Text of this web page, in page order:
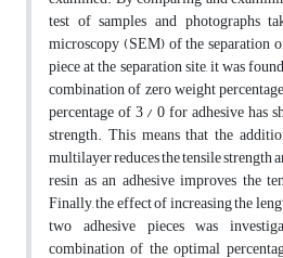
test of samples and photographs
microscopy (SEM) of the separation
piece at the separation site, it was
combination of zero weight
percentage of 3 / 0 for adhesive has
strength. This means that the
multilayer reduces the tensile strength
resin as an adhesive improves the
Finally, the effect of increasing the
two adhesive pieces was
combination of the optimal